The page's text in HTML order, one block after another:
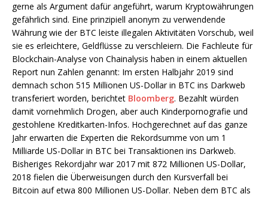
gerne als Argument dafür angeführt, warum Kryptowährungen
gefährlich sind. Eine prinzipiell anonym zu verwendende
Währung wie der BTC leiste illegalen Aktivitäten Vorschub, weil
sie es erleichtere, Geldflüsse zu verschleiern. Die Fachleute für
Blockchain-Analyse von Chainalysis haben in einem aktuellen
Report nun Zahlen genannt: Im ersten Halbjahr 2019 sind
demnach schon 515 Millionen US-Dollar in BTC ins Darkweb
transferiert worden, berichtet Bloomberg. Bezahlt würden
damit vornehmlich Drogen, aber auch Kinderpornografie und
gestohlene Kreditkarten-Infos. Hochgerechnet auf das ganze
Jahr erwarten die Experten die Rekordsumme von um 1
Milliarde US-Dollar in BTC bei Transaktionen ins Darkweb.
Bisheriges Rekordjahr war 2017 mit 872 Millionen US-Dollar,
2018 fielen die Überweisungen durch den Kursverfall bei
Bitcoin auf etwa 800 Millionen US-Dollar. Neben dem BTC als